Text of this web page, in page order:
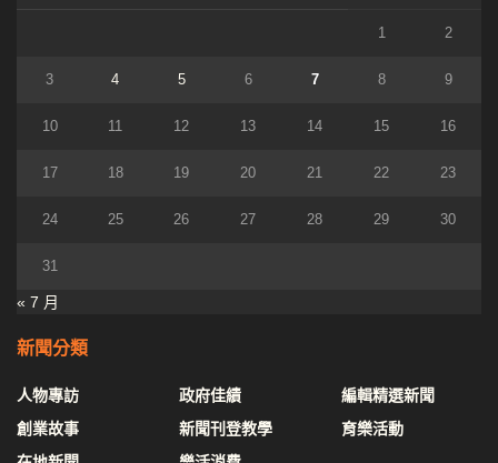
1 2
3 4 5 6 7 8 9
10 11 12 13 14 15 16
17 18 19 20 21 22 23
24 25 26 27 28 29 30
31
« 7 月
新聞分類
人物專訪
創業故事
政府佳績
新聞刊登教學
編輯精選新聞
育樂活動